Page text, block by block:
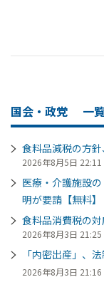
国会・政党 一
食料品減税の方
2026年8月5日 22:11
医療・介護施設
明が要請【無料】
食料品消費税の
2026年8月3日 21:25
「内密出産」
2026年8月3日 21:16